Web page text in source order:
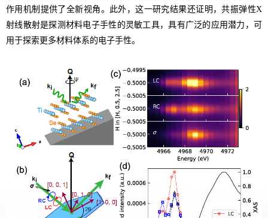
作用机制提供了全新视角。此外，这一研究结果还证明，共振弹性X
射线散射是探测材料电子手性的灵敏工具，具有广泛的应用潜力，可
用于探索更多材料体系的电子手性。